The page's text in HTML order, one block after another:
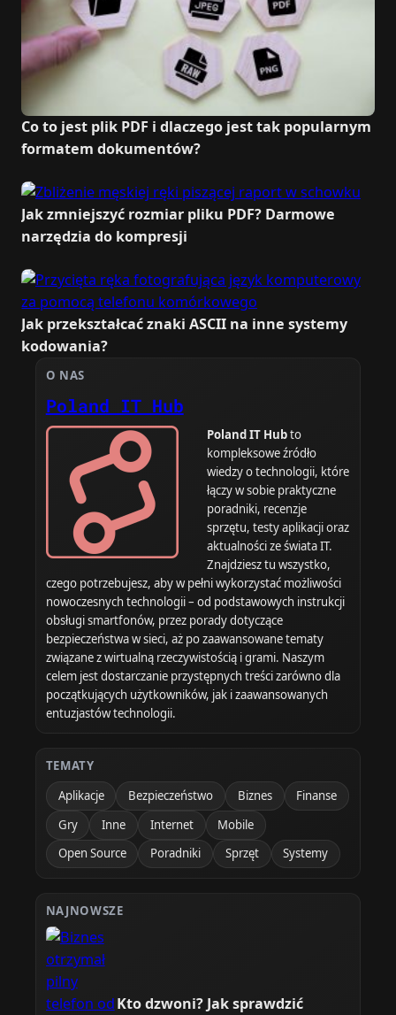
Co to jest plik PDF i dlaczego jest tak popularnym
formatem dokumentów?
Jak zmniejszyć rozmiar pliku PDF? Darmowe
narzędzia do kompresji
Jak przekształcać znaki ASCII na inne systemy
kodowania?
O NAS
Poland IT Hub
Poland IT Hubto
kompleksowe źródło
wiedzy o technologii, które
łączy w sobie praktyczne
poradniki, recenzje
sprzętu, testy aplikacji oraz
aktualności ze świata IT.
Znajdziesz tu wszystko,
czego potrzebujesz, aby w pełni wykorzystać możliwości
nowoczesnych technologii – od podstawowych instrukcji
obsługi smartfonów, przez porady dotyczące
bezpieczeństwa w sieci, aż po zaawansowane tematy
związane z wirtualną rzeczywistością i grami. Naszym
celem jest dostarczanie przystępnych treści zarówno dla
początkujących użytkowników, jak i zaawansowanych
entuzjastów technologii.
TEMATY
Aplikacje
Bezpieczeństwo Biznes
Finanse
Gry
Inne Internet
Mobile
Open Source
Poradniki Sprzęt Systemy
NAJNOWSZE
Kto dzwoni? Jak sprawdzić